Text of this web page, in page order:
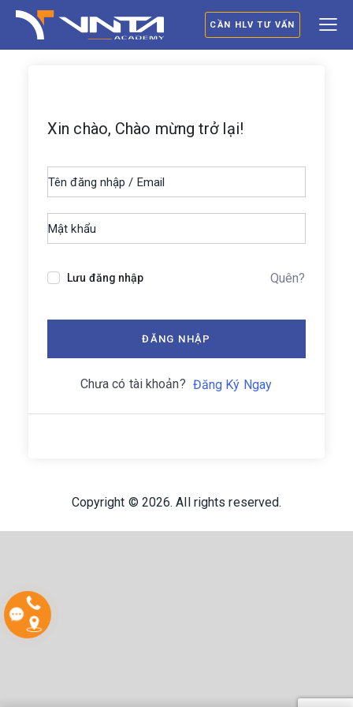
CẦN HLV TƯ VẤN
Xin chào, Chào mừng trở lại!
Lưu đăng nhập Quên?
ĐĂNG NHẬP
Chưa có tài khoản? Đăng Ký Ngay
Copyright © 2026. All rights reserved.